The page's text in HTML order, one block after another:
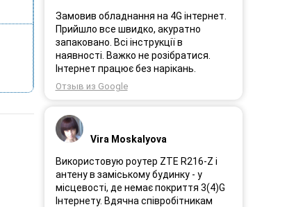
Замовив обладнання на 4G інтернет.
Прийшло все швидко, акуратно
запаковано. Всі інструкції в
наявності. Важко не розібратися.
Інтернет працює без нарікань.
Отзыв из Google
Vira Moskalyova
Використовую роутер ZTE R216-Z і
антену в заміському будинку - у
місцевості, де немає покриття 3(4)G
Інтернету. Вдячна співробітникам